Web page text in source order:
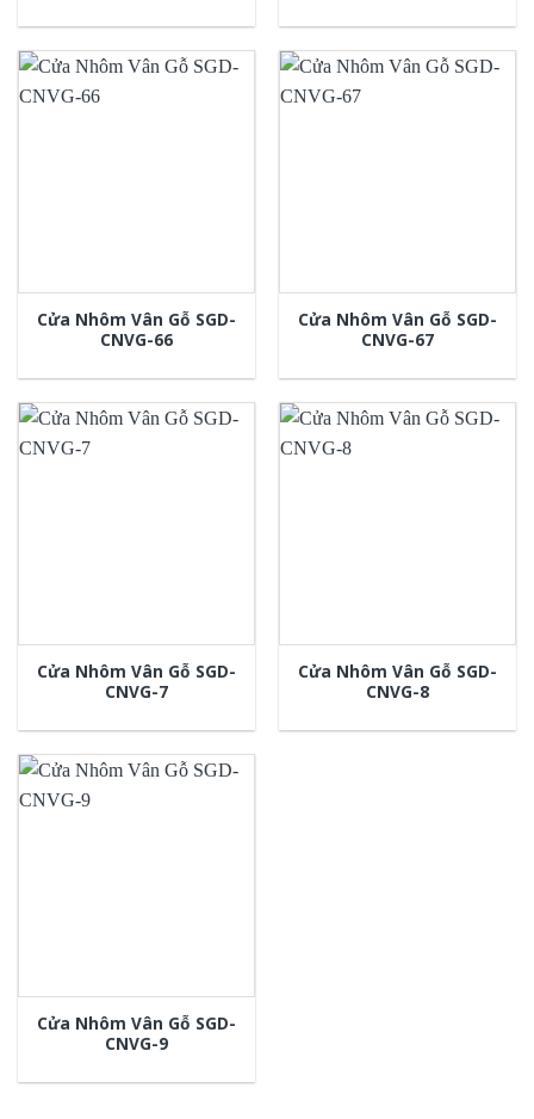
Cửa Nhôm Vân Gỗ SGD-
CNVG-66
Cửa Nhôm Vân Gỗ SGD-
CNVG-67
Cửa Nhôm Vân Gỗ SGD-
CNVG-7
Cửa Nhôm Vân Gỗ SGD-
CNVG-8
Cửa Nhôm Vân Gỗ SGD-
CNVG-9